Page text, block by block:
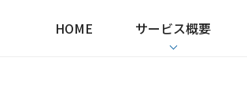
HOME サービス概要